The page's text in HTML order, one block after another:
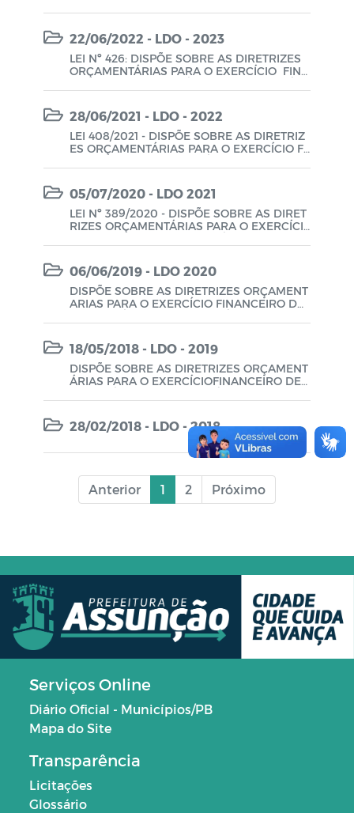
CIAS.
22/06/2022 - LDO - 2023
LEI Nº 426: DISPÕE SOBRE AS DIRETRIZES
ORÇAMENTÁRIAS PARA O EXERCÍCIO FINA
28/06/2021 - LDO - 2022
LEI 408/2021 - DISPÕE SOBRE AS DIRETRIZ
ES ORÇAMENTÁRIAS PARA O EXERCÍCIO FI
05/07/2020 - LDO 2021
LEI Nº 389/2020 - DISPÕE SOBRE AS DIRET
RIZES ORÇAMENTÁRIAS PARA O EXERCÍCI
06/06/2019 - LDO 2020
DISPÕE SOBRE AS DIRETRIZES ORÇAMENT
ARIAS PARA O EXERCÍCIO FINANCEIRO DE
18/05/2018 - LDO - 2019
DISPÕE SOBRE AS DIRETRIZES ORÇAMENT
ÁRIAS PARA O EXERCÍCIOFINANCEIRO DE 2
28/02/2018 - LDO - 2018
Anterior 1 2 Próximo
Serviços Online
Diário Oficial - Municípios/PB
Mapa do Site
Transparência
Licitações
Glossário